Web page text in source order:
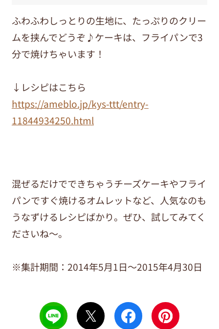
ふわふわしっとりの生地に、たっぷりのクリー
ムを挟んでどうぞ♪ケーキは、フライパンで3
分で焼けちゃいます！
↓レシピはこちら
https://ameblo.jp/kys-ttt/entry-
11844934250.html
混ぜるだけでできちゃうチーズケーキやフライ
パンですぐ焼けるオムレットなど、人気なのも
うなずけるレシピばかり。ぜひ、試してみてく
ださいね～。
※集計期間：2014年5月1日～2015年4月30日